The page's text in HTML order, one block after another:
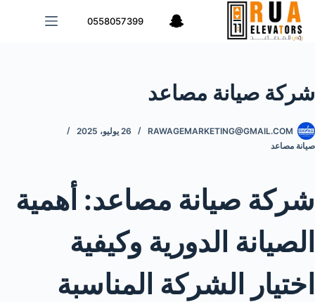
التجاوز
إلى
المحتوى
0558057399
شركة صيانة مصاعد
RAWAGEMARKETING@GMAIL.COM
26 يوليو، 2025
صيانة مصاعد
شركة صيانة مصاعد: أهمية
الصيانة الدورية وكيفية
اختيار الشركة المناسبة